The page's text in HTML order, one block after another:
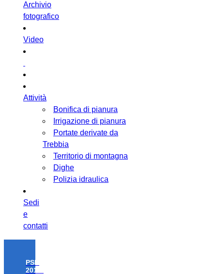
Archivio
fotografico
Video
Attività
Bonifica di pianura
Irrigazione di pianura
Portate derivate da
Trebbia
Territorio di montagna
Dighe
Polizia idraulica
Sedi
e
contatti
PSR
2014-